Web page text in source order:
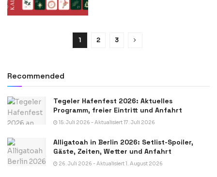
1 2 3
Recommended
Tegeler Hafenfest 2026: Aktuelles
Programm, freier Eintritt und Anfahrt
15. Juli 2026 - Aktualisiert 17. Juli 2026
Alligatoah in Berlin 2026: Setlist-Spoiler,
Gäste, Zeiten, Wetter und Anfahrt
26. Juli 2026 - Aktualisiert 1. August 2026